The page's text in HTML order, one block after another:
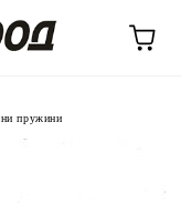
пружини